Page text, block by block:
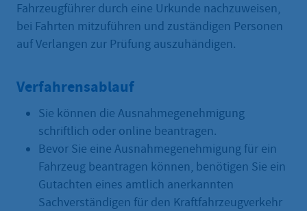
Fahrzeugführer durch eine Urkunde nachzuweisen,
bei Fahrten mitzuführen und zuständigen Personen
auf Verlangen zur Prüfung auszuhändigen.
Verfahrensablauf
Sie können die Ausnahmegenehmigung
schriftlich oder online beantragen.
Bevor Sie eine Ausnahmegenehmigung für ein
Fahrzeug beantragen können, benötigen Sie ein
Gutachten eines amtlich anerkannten
Sachverständigen für den Kraftfahrzeugverkehr